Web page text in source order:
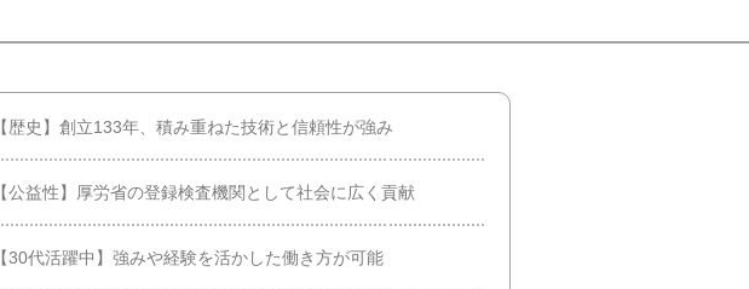
【歴史】創立133年、積み重ねた技術と信頼性が強み
【公益性】厚労省の登録検査機関として社会に広く貢献
【30代活躍中】強みや経験を活かした働き方が可能